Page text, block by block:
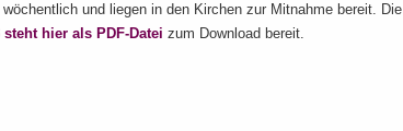
und liegen in den Kirchen zur Mitnahme bereit. Die
steht hier als PDF-Datei zum Download bereit.